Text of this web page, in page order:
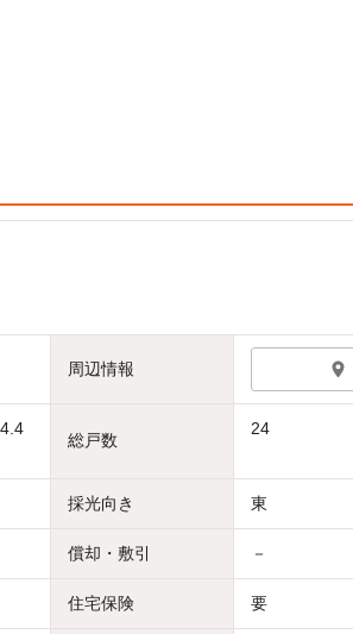
周辺情報
総戸数
24
採光向き 東
償却・敷引 －
住宅保険 要